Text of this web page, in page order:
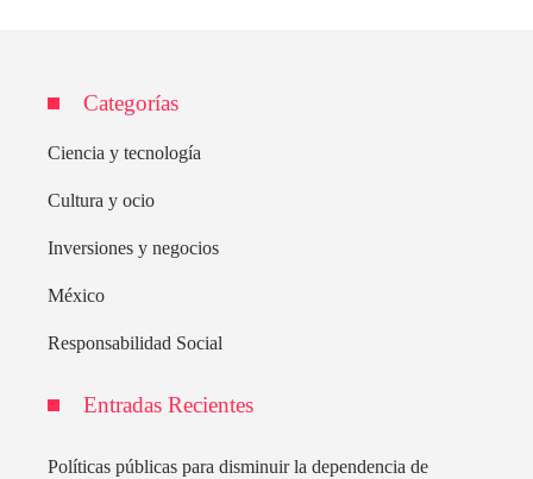
Categorías
Ciencia y tecnología
Cultura y ocio
Inversiones y negocios
México
Responsabilidad Social
Entradas Recientes
Políticas públicas para disminuir la dependencia de